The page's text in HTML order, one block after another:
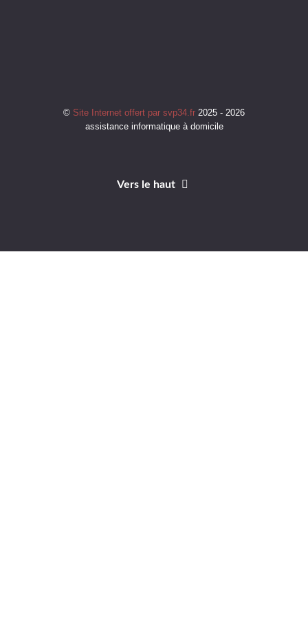
© Site Internet offert par svp34.fr 2025 - 2026
assistance informatique à domicile
Vers le haut